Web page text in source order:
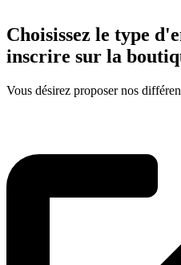
Choisissez le type
inscrire sur la
Vous désirez proposer nos